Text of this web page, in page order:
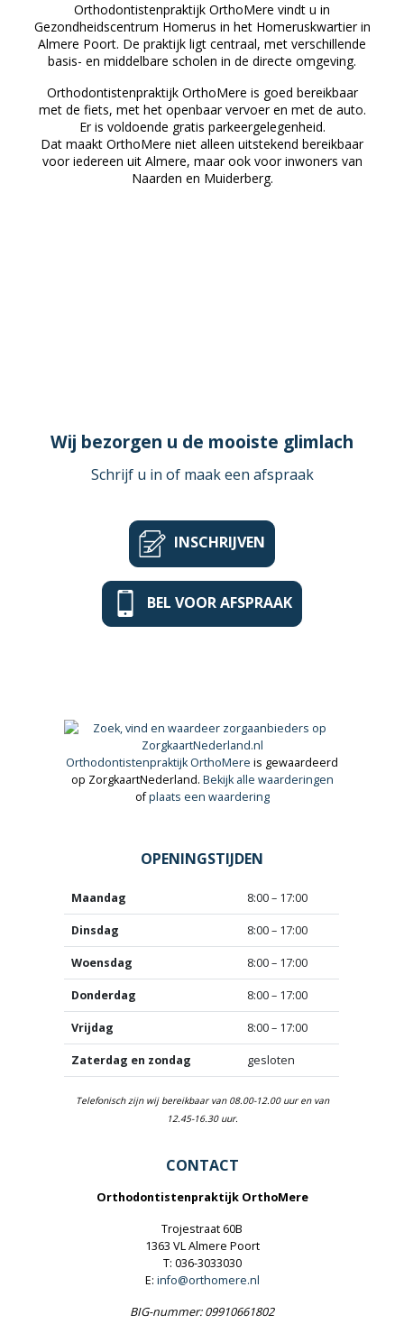
Orthodontistenpraktijk OrthoMere vindt u in
Gezondheidscentrum Homerus in het Homeruskwartier in
Almere Poort. De praktijk ligt centraal, met verschillende
basis- en middelbare scholen in de directe omgeving.
Orthodontistenpraktijk OrthoMere is goed bereikbaar
met de fiets, met het openbaar vervoer en met de auto.
Er is voldoende gratis parkeergelegenheid.
Dat maakt OrthoMere niet alleen uitstekend bereikbaar
voor iedereen uit Almere, maar ook voor inwoners van
Naarden en Muiderberg.
Wij bezorgen u de mooiste glimlach
Schrijf u in of maak een afspraak
INSCHRIJVEN
BEL VOOR AFSPRAAK
Orthodontistenpraktijk OrthoMere is gewaardeerd
op ZorgkaartNederland. Bekijk alle waarderingen
ofplaats een waardering
OPENINGSTIJDEN
Maandag 8:00 – 17:00
Dinsdag 8:00 – 17:00
Woensdag 8:00 – 17:00
Donderdag 8:00 – 17:00
Vrijdag 8:00 – 17:00
Zaterdag en zondag gesloten
Telefonisch zijn wij bereikbaar van 08.00-12.00 uur en van
12.45-16.30 uur.
CONTACT
Orthodontistenpraktijk OrthoMere
Trojestraat 60B
1363 VL Almere Poort
T: 036-3033030
E: info@orthomere.nl
BIG-nummer: 09910661802